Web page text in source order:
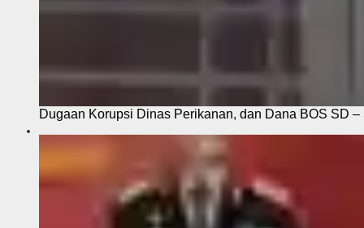
Dugaan Korupsi Dinas Perikanan, dan Dana BOS SD